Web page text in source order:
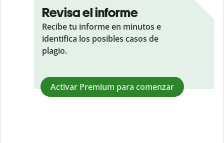
Revisa el informe
Recibe tu informe en minutos e
identifica los posibles casos de
plagio.
Activar Premium para comenzar